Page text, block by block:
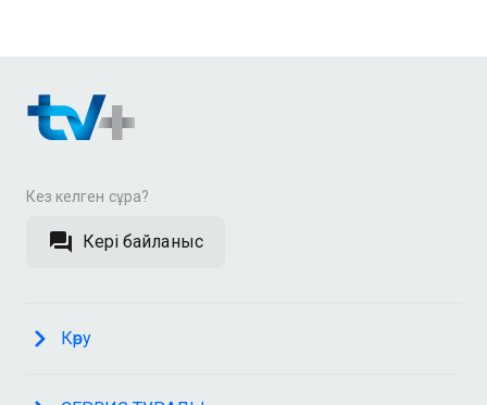
Кез келген сұрақ?
Кері байланыс
Көру